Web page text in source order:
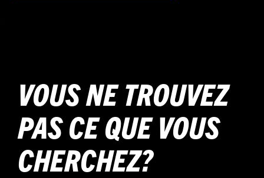
VOUS NE TROUVEZ
PAS CE QUE VOUS
CHERCHEZ?